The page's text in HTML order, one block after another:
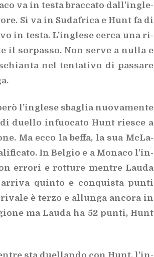
va in te­sta brac­ca­to dal­l’in­gle­
Si va in Su­da­fri­ca e Hunt fa di
in te­sta. L’in­gle­se cer­ca una ri­
sor­pas­so. Non ser­ve a nul­la e
nel ten­ta­ti­vo di pas­sa­re
l’in­gle­se sba­glia nuo­va­men­te
duel­lo in­fuo­ca­to Hunt rie­sce a
Ma ecco la bef­fa, la sua McLa­
In Bel­gio e a Mo­na­co l’in­
er­ro­ri e rot­tu­re men­tre Lau­da
quin­to e con­qui­sta pun­ti
è ter­zo e al­lun­ga an­co­ra in
ma Lau­da ha 52 pun­ti, Hunt